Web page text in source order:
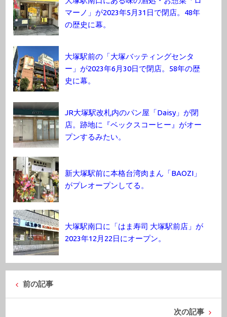
マーノ」が2023年5月31日で閉店。48年
の歴史に幕。
大塚駅前の「大塚バッティングセンタ
ー」が2023年6月30日で閉店。58年の歴
史に幕。
JR大塚駅改札内のパン屋「Daisy」が閉
店。跡地に『ベックスコーヒー』がオー
プンするみたい。
新大塚駅前に本格台湾肉まん「BAOZI」
がプレオープンしてる。
大塚駅南口に「はま寿司 大塚駅前店」が
2023年12月22日にオープン。
前の記事
次の記事